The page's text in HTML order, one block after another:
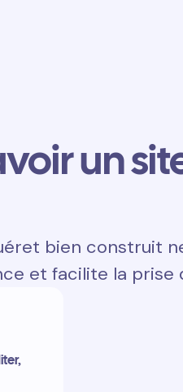
un
bien construit
et facilite la